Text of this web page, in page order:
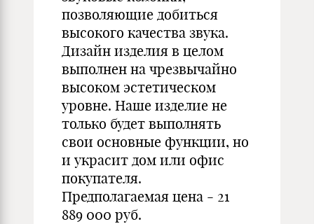
позволяющие добиться
высокого качества звука.
Дизайн изделия в целом
выполнен на чрезвычайно
высоком эстетическом
уровне. Наше изделие не
только будет выполнять
свои основные функции, но
и украсит дом или офис
покупателя.
Предполагаемая цена - 21
889 000 руб.